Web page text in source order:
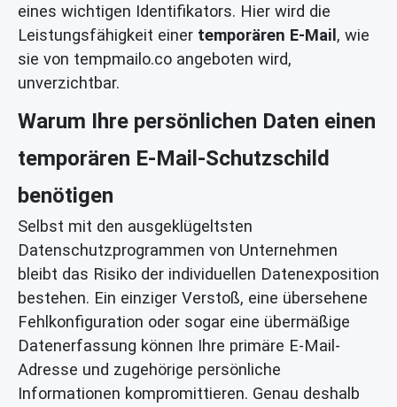
eines wichtigen Identifikators. Hier wird die
Leistungsfähigkeit einer temporären E-Mail , wie
sie von tempmailo.co angeboten wird,
unverzichtbar.
Warum Ihre persönlichen Daten einen
temporären E-Mail-Schutzschild
benötigen
Selbst mit den ausgeklügeltsten
Datenschutzprogrammen von Unternehmen
bleibt das Risiko der individuellen Datenexposition
bestehen. Ein einziger Verstoß, eine übersehene
Fehlkonfiguration oder sogar eine übermäßige
Datenerfassung können Ihre primäre E-Mail-
Adresse und zugehörige persönliche
Informationen kompromittieren. Genau deshalb